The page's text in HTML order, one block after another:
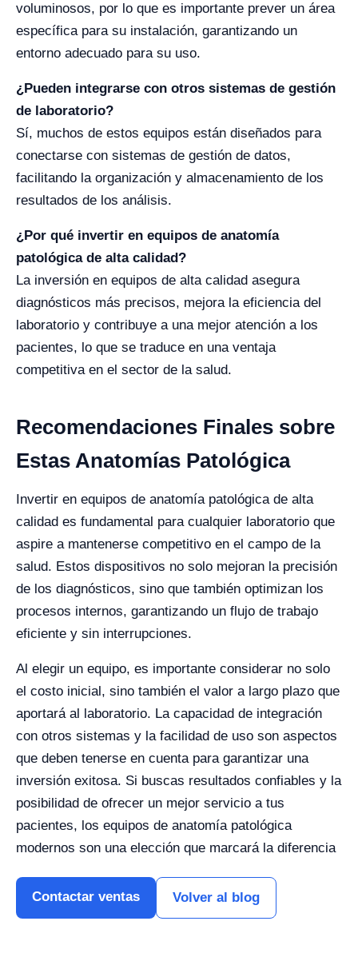
voluminosos, por lo que es importante prever un área
específica para su instalación, garantizando un
entorno adecuado para su uso.
¿Pueden integrarse con otros sistemas de gestión
de laboratorio?
Sí, muchos de estos equipos están diseñados para
conectarse con sistemas de gestión de datos,
facilitando la organización y almacenamiento de los
resultados de los análisis.
¿Por qué invertir en equipos de anatomía
patológica de alta calidad?
La inversión en equipos de alta calidad asegura
diagnósticos más precisos, mejora la eficiencia del
laboratorio y contribuye a una mejor atención a los
pacientes, lo que se traduce en una ventaja
competitiva en el sector de la salud.
Recomendaciones Finales sobre
Estas Anatomías Patológica
Invertir en equipos de anatomía patológica de alta
calidad es fundamental para cualquier laboratorio que
aspire a mantenerse competitivo en el campo de la
salud. Estos dispositivos no solo mejoran la precisión
de los diagnósticos, sino que también optimizan los
procesos internos, garantizando un flujo de trabajo
eficiente y sin interrupciones.
Al elegir un equipo, es importante considerar no solo
el costo inicial, sino también el valor a largo plazo que
aportará al laboratorio. La capacidad de integración
con otros sistemas y la facilidad de uso son aspectos
que deben tenerse en cuenta para garantizar una
inversión exitosa. Si buscas resultados confiables y la
posibilidad de ofrecer un mejor servicio a tus
pacientes, los equipos de anatomía patológica
modernos son una elección que marcará la diferencia
Contactar ventas Volver al blog